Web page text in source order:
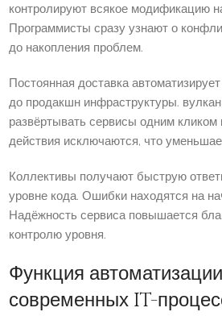
контролируют всякое модификацию
Программисты сразу узнают о
до накопления проблем.
Постоянная доставка
до продакшн инфраструктуры.
развёртывать сервисы одним
действия исключаются, что
Коллективы получают быструю
уровне кода. Ошибки находятся на
Надёжность сервиса повышается
контролю уровня.
Функция
современных IT-